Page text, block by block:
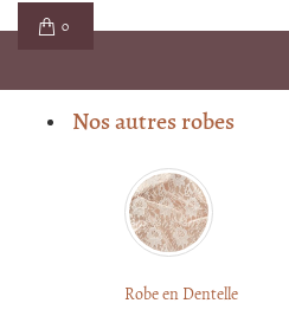
0
Nos autres robes
Robe en Dentelle